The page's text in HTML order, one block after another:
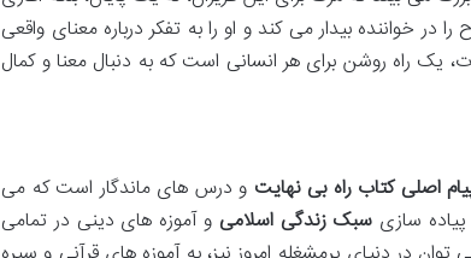
بیدار می کند و او را به تفکر درباره معنای واقعی
یک راه روشن برای هر انسانی است که به دنبال معنا و کمال
اصلی کتاب راه بی نهایت و درس های ماندگار است که می
سازی سبک زندگی اسلامی و آموزه های دینی در تمامی